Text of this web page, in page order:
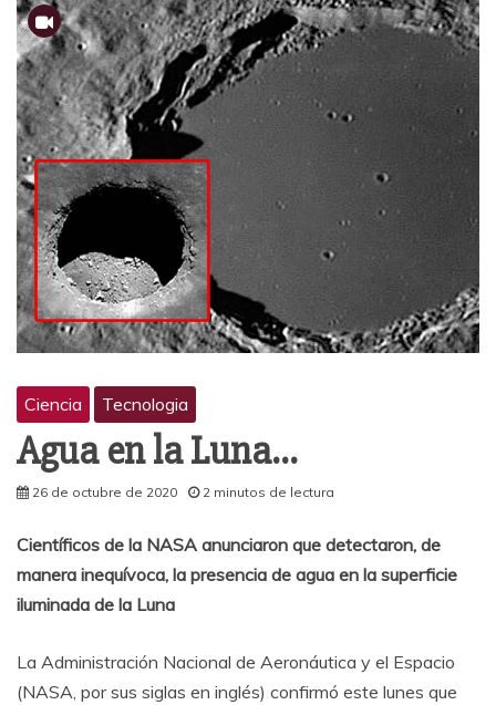
Ciencia Tecnologia
Agua en la Luna…
26 de octubre de 2020 2 minutos de lectura
Científicos de la NASA anunciaron que detectaron, de
manera inequívoca, la presencia de agua en la superficie
iluminada de la Luna
La Administración Nacional de Aeronáutica y el Espacio
(NASA, por sus siglas en inglés) confirmó este lunes que